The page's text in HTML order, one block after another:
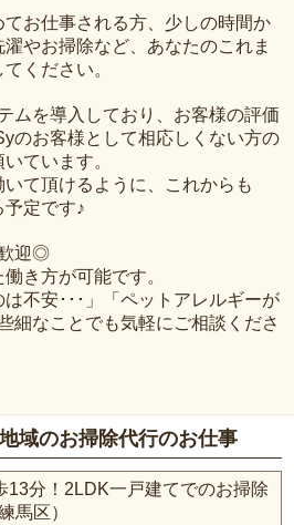
お仕事される方、少しの時間か
やお掃除など、あなたのこれま
ください。
ムを導入しており、お客様の評価
のお客様として相応しくない方の
ています。
て頂けるように、これからも
定です♪
迎◎
き方が可能です。
は不安･･･」「ペットアレルギーが
細なことでも気軽にご相談くださ
域のお掃除代行のお仕事
13分！2LDK一戸建てでのお掃除
馬区）